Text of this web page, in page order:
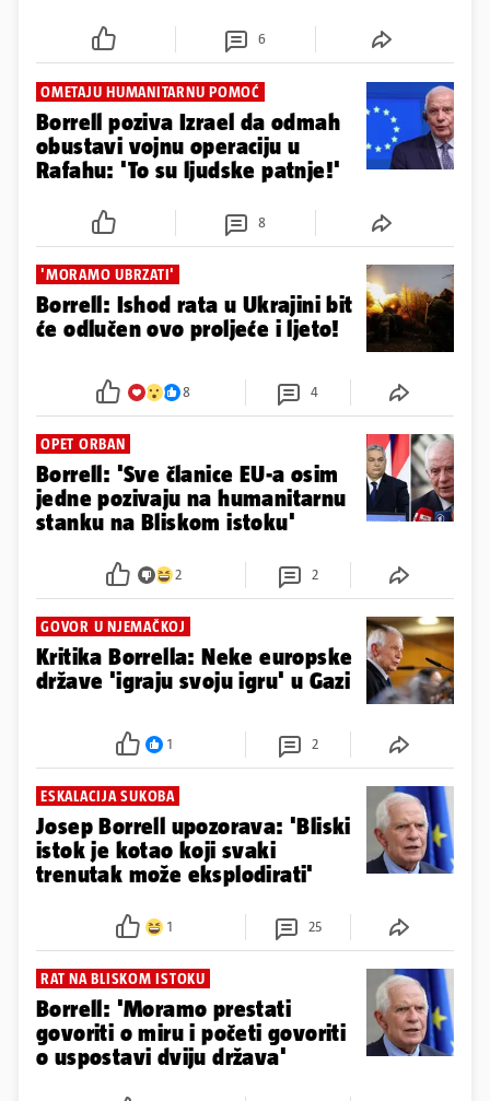
6
OMETAJU HUMANITARNU POMOĆ
Borrell poziva Izrael da odmah
obustavi vojnu operaciju u
Rafahu: 'To su ljudske patnje!'
8
'MORAMO UBRZATI'
Borrell: Ishod rata u Ukrajini bit
će odlučen ovo proljeće i ljeto!
8 4
OPET ORBAN
Borrell: 'Sve članice EU-a osim
jedne pozivaju na humanitarnu
stanku na Bliskom istoku'
2 2
GOVOR U NJEMAČKOJ
Kritika Borrella: Neke europske
države 'igraju svoju igru' u Gazi
1 2
ESKALACIJA SUKOBA
Josep Borrell upozorava: 'Bliski
istok je kotao koji svaki
trenutak može eksplodirati'
1 25
RAT NA BLISKOM ISTOKU
Borrell: 'Moramo prestati
govoriti o miru i početi govoriti
o uspostavi dviju država'